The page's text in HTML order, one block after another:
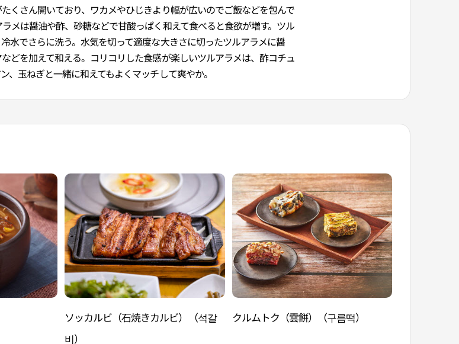
くさん開いており、ワカメやひじきより幅が広いのでご飯などを包んで
メは醤油や酢、砂糖などで甘酸っぱく和えて食べると食欲が増す。ツル
水でさらに洗う。水気を切って適度な大きさに切ったツルアラメに醤
どを加えて和える。コリコリした食感が楽しいツルアラメは、酢コチュ
、玉ねぎと一緒に和えてもよくマッチして爽やか。
ソッカルビ（石焼きカルビ）（석갈
비）
クルムトク（雲餅）（구름떡）